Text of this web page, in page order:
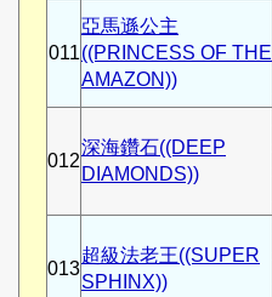
011
亞馬遜公主
((PRINCESS OF THE
AMAZON))
012
深海鑽石((DEEP
DIAMONDS))
013
超級法老王((SUPER
SPHINX))